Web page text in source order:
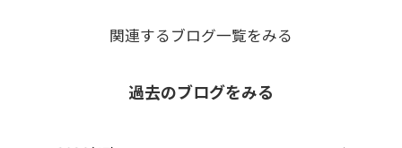
関連するブログ一覧をみる
過去のブログをみる